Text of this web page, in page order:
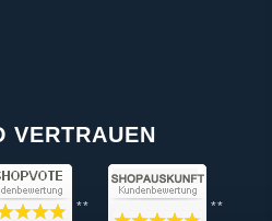
VERTRAUEN
** **